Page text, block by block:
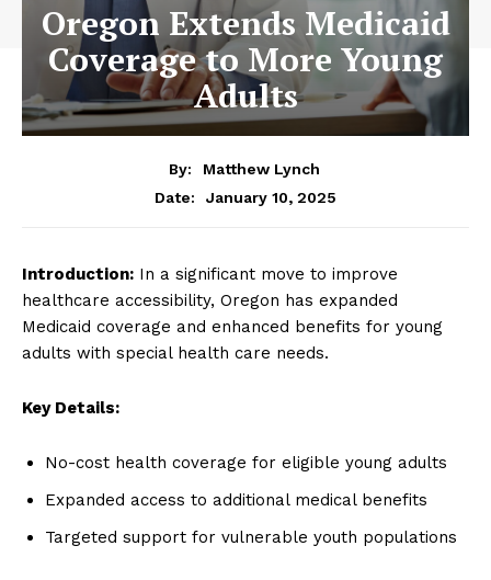
Oregon Extends Medicaid
Coverage to More Young
Adults
By:
Matthew Lynch
Date:
January 10, 2025
Introduction: In a significant move to improve
healthcare accessibility, Oregon has expanded
Medicaid coverage and enhanced benefits for young
adults with special health care needs.
Key Details:
No-cost health coverage for eligible young adults
Expanded access to additional medical benefits
Targeted support for vulnerable youth populations